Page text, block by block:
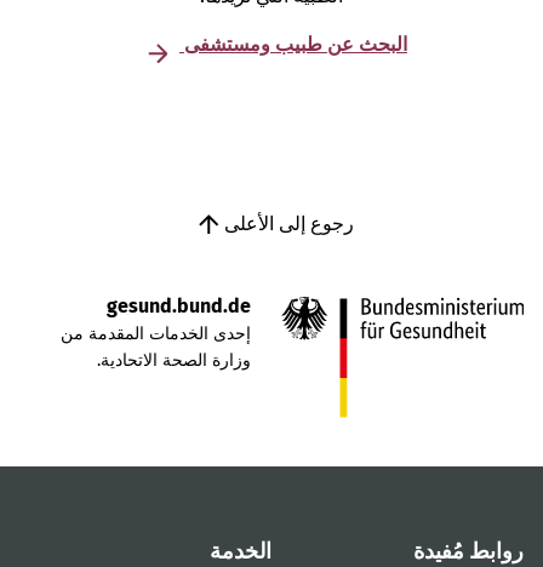
البحث عن طبيب ومستشفى
رجوع إلى الأعلى
gesund.bund.de
إحدى الخدمات المقدمة من
وزارة الصحة الاتحادية.
مُفيدة الخدمة